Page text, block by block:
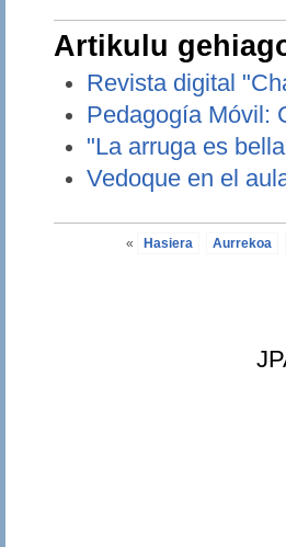
Artikulu
Revista digital
Pedagogía Móvil:
"La arruga es
Vedoque en el
« Hasiera Aurrekoa